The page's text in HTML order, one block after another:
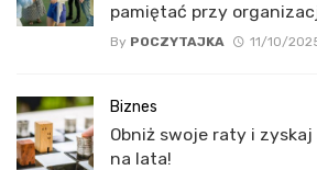
pamiętać przy
By POCZYTAJKA 11/10/
Biznes
Obniż swoje raty i
na lata!